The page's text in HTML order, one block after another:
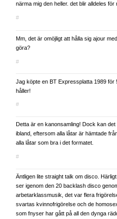
närma mig den heller. det blir alldeles
#
Mm, det är omöjligt att hålla sig ajour
göra?
#
Jag köpte en BT Expressplatta 1989 för
håller!
#
Detta är en kanonsamling! Dock kan det
ibland, eftersom alla låtar är hämtade
alla låtar som bra i det formatet.
#
Äntligen lite straight talk om disco.
ser igenom den 20 backlash disco
arbetarklassmusik, det var flera
svartas kvinnofrigörelse och de
som fnyser har gått på all den dynga